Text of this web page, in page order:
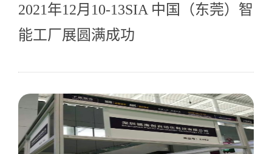
2021年12月10-13SIA 中国（东莞）智
能工厂展圆满成功